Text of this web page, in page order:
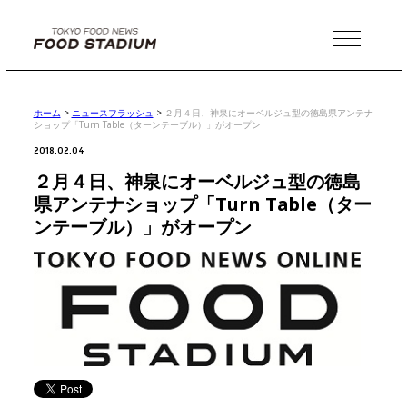
MENU
ホーム > ニュースフラッシュ > ２月４日、神泉にオーベルジュ型の徳島県アンテナ
ショップ「Turn Table（ターンテーブル）」がオープン
2018.02.04
２月４日、神泉にオーベルジュ型の徳島
県アンテナショップ「Turn Table（ター
ンテーブル）」がオープン